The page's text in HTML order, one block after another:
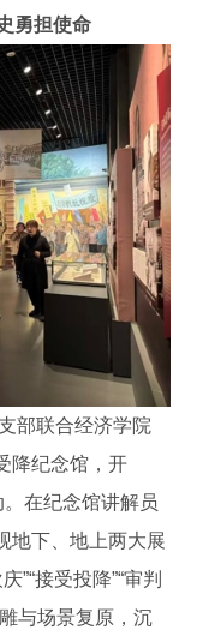
勇担使命
部联合经济学院
降纪念馆，开
。在纪念馆讲解员
地下、地上两大展
”“接受投降”“审判
与场景复原，沉